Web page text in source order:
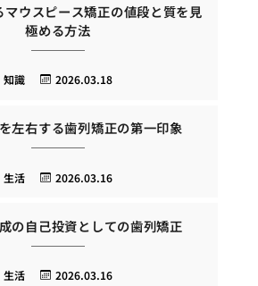
マウスピース矯正の値段と質を見
極める方法
2026.03.18
知識
左右する歯列矯正の第一印象
2026.03.16
生活
の自己投資としての歯列矯正
2026.03.16
生活